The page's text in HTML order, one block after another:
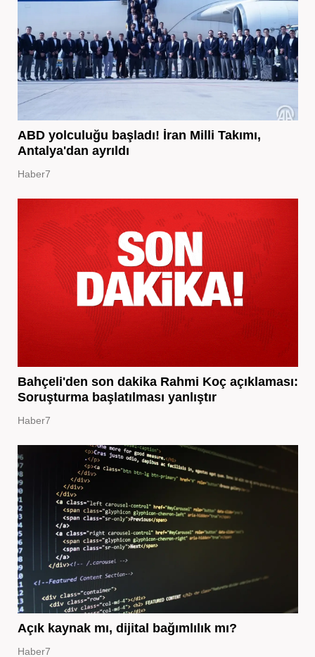
ABD yolculuğu başladı! İran Milli Takımı,
Antalya'dan ayrıldı
Haber7
Bahçeli'den son dakika Rahmi Koç açıklaması:
Soruşturma başlatılması yanlıştır
Haber7
Açık kaynak mı, dijital bağımlılık mı?
Haber7